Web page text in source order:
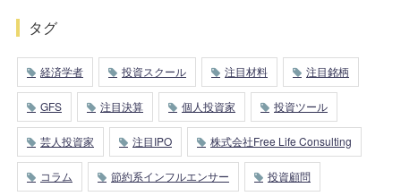
タグ
経済学者 投資スクール 注目材料 注目銘柄
GFS 注目決算 個人投資家 投資ツール
芸人投資家 注目IPO 株式会社Free Life Consulting
コラム 節約系インフルエンサー 投資顧問